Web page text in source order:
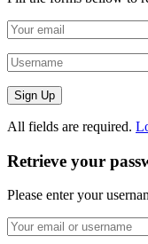
All fields are required.
Retrieve your
Please enter your